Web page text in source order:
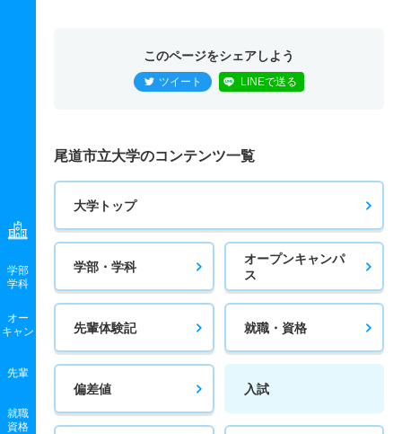
学部
学科
オー
キャン
先輩
就職
資格
このページをシェアしよう
ツイート LINEで送る
尾道市立大学のコンテンツ一覧
大学トップ
学部・学科
オープンキャンパ
ス
先輩体験記 就職・資格
偏差値 入試